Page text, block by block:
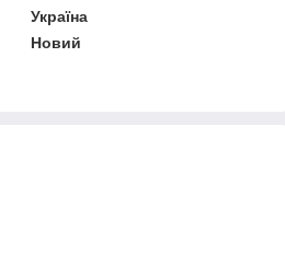
Україна
Новий